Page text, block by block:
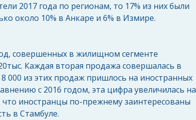
2017 года по регионам, то 17% из них были
около 10% в Анкаре и 6% в Измире.
совершенных в жилищном сегменте
Каждая вторая продажа совершалась в
000 из этих продаж пришлось на иностранных
с 2016 годом, эта цифра увеличилась на
что иностранцы по-прежнему заинтересованы
в Стамбуле.